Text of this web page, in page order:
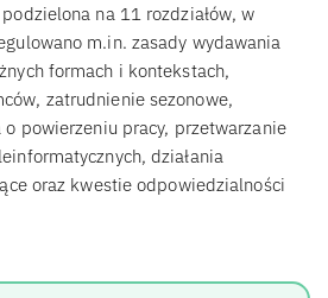
na 11 rozdziałów, w
m.in. zasady wydawania
formach i kontekstach,
zatrudnienie sezonowe,
powierzeniu pracy, przetwarzanie
działania
oraz kwestie odpowiedzialności